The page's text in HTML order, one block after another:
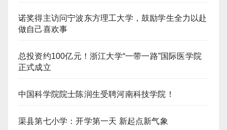
诺奖得主访问宁波东方理工大学，鼓励学生全力以赴
做自己喜欢事
总投资约100亿元！浙江大学“一带一路”国际医学院
正式成立
中国科学院院士陈润生受聘河南科技学院！
渠县第七小学：开学第一天 新起点新气象